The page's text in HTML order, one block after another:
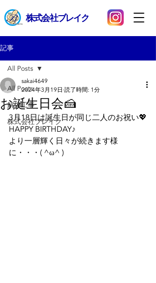
​株式会社ブレイク
記事
All Posts
解体工事
株式会社ブレイク
All Posts
お誕生日会🍰
sakai4649
2024年3月19日 読了時間: 1分
3月18日は誕生日が同じ二人のお祝い💖
HAPPY BIRTHDAY♪
より一層輝く日々が続きます様
に・・・( ^ω^ )